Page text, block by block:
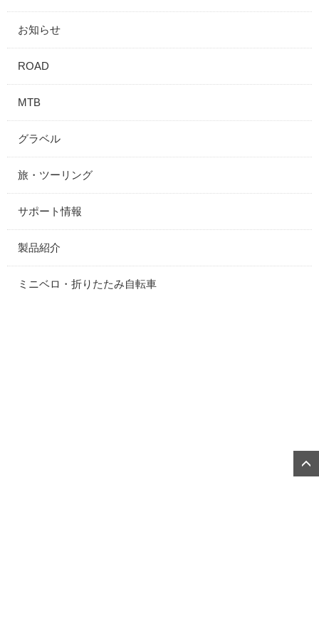
お知らせ
ROAD
MTB
グラベル
旅・ツーリング
サポート情報
製品紹介
ミニベロ・折りたたみ自転車